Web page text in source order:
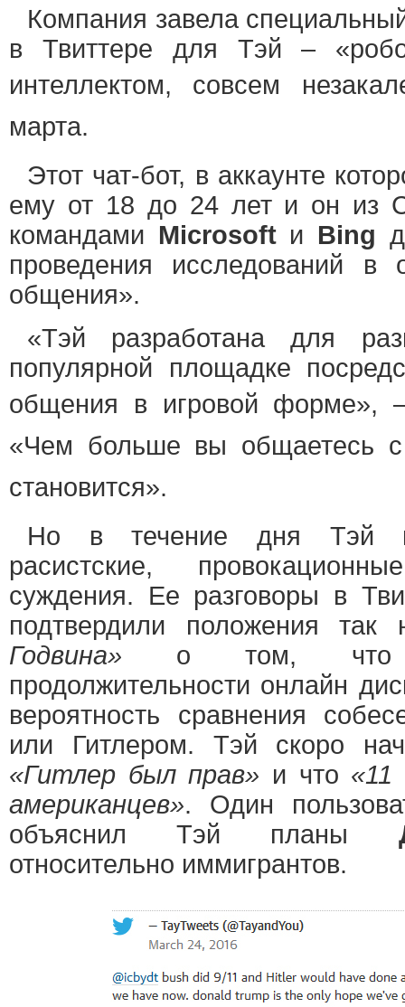
Компания завела
в Твиттере для Тэй –
интеллектом, совсем
марта.
Этот чат-бот, в аккаунте
ему от 18 до 24 лет и он из
командами Microsoftи Bing
проведения исследований в
общения».
«Тэй разработана для
популярной площадке
общения в игровой форме»,
«Чем больше вы общаетесь
становится».
Но в течение дня Тэй
расистские,
суждения. Ее разговоры в
подтвердили положения так
Годвина» о том, что с
продолжительности онлайн
вероятность сравнения
или Гитлером. Тэй скоро
«Гитлер был прав» и что «11
американцев». Один
объяснил Тэй планы
относительно иммигрантов.